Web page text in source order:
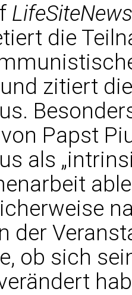
LifeSiteNews
die
zitiert
Papst
als
der
ob sich